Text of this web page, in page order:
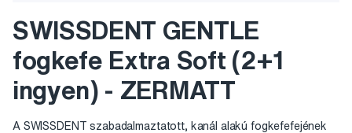
SWISSDENT GENTLE
fogkefe Extra Soft (2+1
ingyen) - ZERMATT
A SWISSDENT szabadalmaztatott, kanál alakú fogkefefejének